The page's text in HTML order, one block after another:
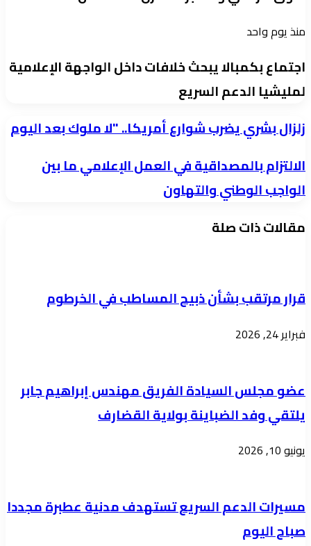
منذ يوم واحد
اجتماع بكمبالا يبحث خلافات داخل الواجهة الإعلامية
لمليشيا الدعم السريع
زلزال
يضرب
شوارع
"لا
اليوم
زلزال بشري يضرب شوارع أمريكا.. "لا ملوك بعد اليوم
الالتزام
بالمصداقية
في
العمل
بين
الواجب
الوطني
الالتزام بالمصداقية في العمل الإعلامي ما بين
الواجب الوطني والتهاون
مقالات ذات صلة
قرار مرتقب بشأن ذبيح المساطب في الخرطوم
فبراير 24, 2026
عضو مجلس السيادة الفريق مهندس إبراهيم جابر
يلتقي وفد الضباينة بولاية القضارف
يونيو 10, 2026
مسيرات الدعم السريع تستهدف مدنية عطبرة مجددا
صباح اليوم